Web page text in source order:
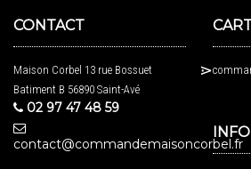
CONTACT
Maison Corbel 13 rue Bossuet
Batiment B 56890 Saint-Avé
02 97 47 48 59
contact@commandemaisoncorbel.fr